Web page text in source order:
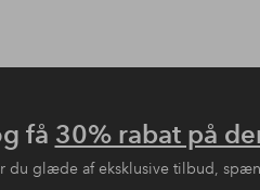
få 30% rabat på
du glæde af eksklusive tilbud,